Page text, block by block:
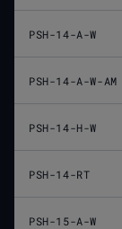
PSH-14-A-W
PSH-14-A-W-AM
PSH-14-H-W
PSH-14-RT
PSH-15-A-W